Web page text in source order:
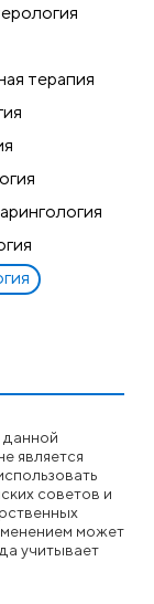
терапия
является
советов и
может
учитывает